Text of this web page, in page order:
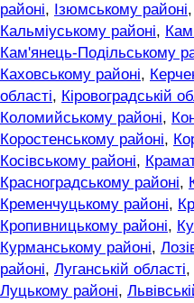
районі, Ізюмському районі,
Кальміуському районі,
Кам'янець-Подільському
Каховському районі,
області, Кіровоградській
Коломийському районі,
Коростенському районі,
Косівському районі,
Красноградському районі,
Кременчуцькому районі,
Кропивницькому районі,
Курманському районі,
районі, Луганській області,
Луцькому районі,